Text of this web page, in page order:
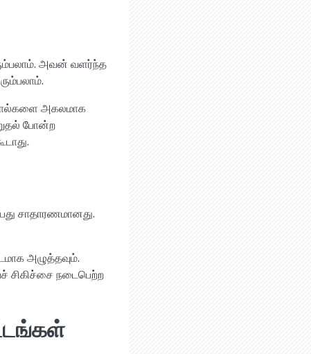
அவன் வளர்ந்த
அகலமாக
போன்ற
சாதாரணமானது.
அழுத்தவும்.
சிகிச்சை நடைபெற்ற